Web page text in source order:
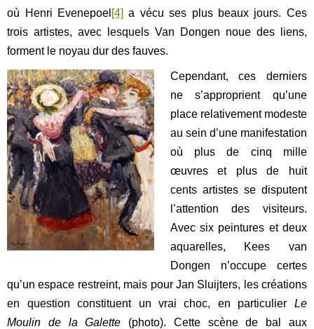
où Henri Evenepoel [4] a vécu ses plus beaux jours. Ces
trois artistes, avec lesquels Van Dongen noue des liens,
forment le noyau dur des fauves.
Cependant, ces derniers
ne s’approprient qu’une
place relativement modeste
au sein d’une manifestation
où plus de cinq mille
œuvres et plus de huit
cents artistes se disputent
l’attention des visiteurs.
Avec six peintures et deux
aquarelles, Kees van
Dongen n’occupe certes
qu’un espace restreint, mais pour Jan Sluijters, les créations
en question constituent un vrai choc, en particulier Le
Moulin de la Galette (photo). Cette scène de bal aux